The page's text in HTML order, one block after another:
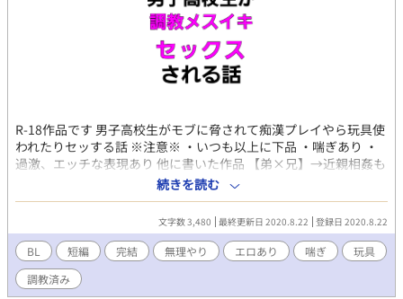
R-18作品です 男子高校生がモブに脅されて痴漢プレイやら玩具使
われたりセッする話 ※注意※ ・いつも以上に下品 ・喘ぎあり ・
過激、エッチな表現あり 他に書いた作品 【弟×兄】→近親相姦も
の 【ノンケがメスにされる話】→変態×ノンケ 【3人で出来るわ
けない！】→3ｐ、双子×幼馴染 【言葉攻め】→後輩×先輩（社
続きを読む
文字数 3,480 最終更新日 2020.8.22 登録日 2020.8.22
BL 短編 完結 無理やり エロあり 喘ぎ
玩具
調教済み